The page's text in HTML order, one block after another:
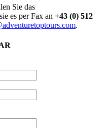
Sie das
es per Fax an +43 (0) 512
.